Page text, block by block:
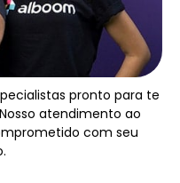
pronto para te
atendimento ao
com seu